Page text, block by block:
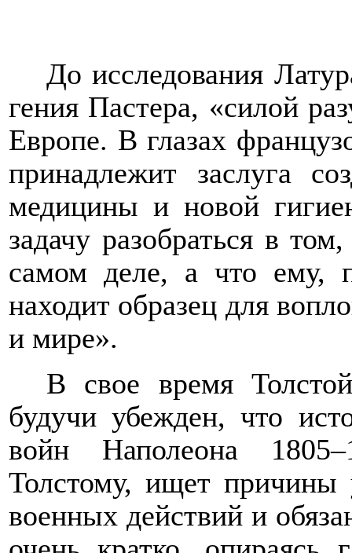
До исследования
гения Пастера, «силой
Европе. В глазах
принадлежит заслуга
медицины и новой
задачу разобраться в
самом деле, а что ему,
находит образец для
и мире».
В свое время
будучи убежден, что
войн Наполеона
Толстому, ищет причины
военных действий и